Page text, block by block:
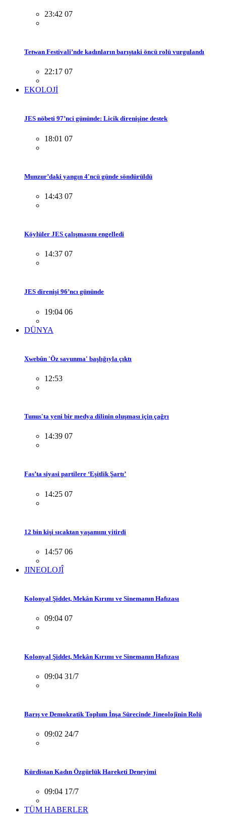
23:42 07
Tetwan Festivali’nde kadınların barıştaki öncü rolü vurgulandı
22:17 07
EKOLOJİ
JES nöbeti 97’nci gününde: Licik direnişine destek
18:01 07
Munzur’daki yangın 4'ncü günde söndürüldü
14:43 07
Köylüler JES çalışmasını engelledi
14:37 07
JES direnişi 96’ncı gününde
19:04 06
DÜNYA
Xwebûn 'Öz savunma' başlığıyla çıktı
12:53
Tunus'ta yeni bir medya dilinin oluşması için çağrı
14:39 07
Fas’ta siyasi partilere ‘Eşitlik Şartı’
14:25 07
12 bin kişi sıcaktan yaşamını yitirdi
14:57 06
JINEOLOJÎ
Kolonyal Şiddet, Mekân Kırımı ve Sinemanın Hafızası
09:04 07
Kolonyal Şiddet, Mekân Kırımı ve Sinemanın Hafızası
09:04 31/7
Barış ve Demokratik Toplum İnşa Sürecinde Jineolojînin Rolü
09:02 24/7
Kürdistan Kadın Özgürlük Hareketi Deneyimi
09:04 17/7
TÜM HABERLER